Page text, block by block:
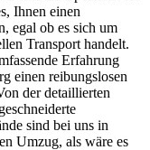
Ihnen einen
egal ob es sich um
Transport handelt.
Erfahrung
einen reibungslosen
der detaillierten
sind bei uns in
Umzug, als wäre es